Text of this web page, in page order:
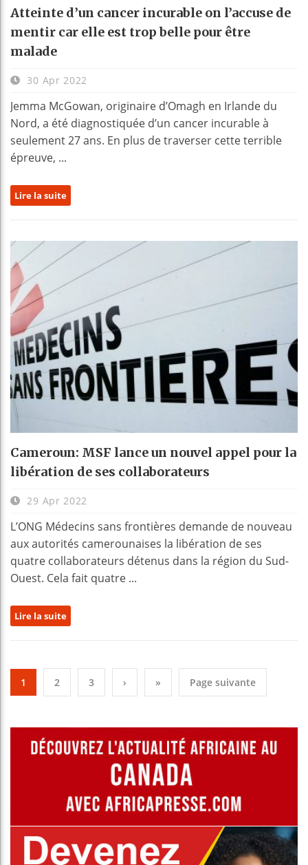
Atteinte d’un cancer incurable on l’accuse de
mentir car elle est trop belle pour être
malade
30 Apr 2022
Jemma McGowan, originaire d’Omagh en Irlande du
Nord, a été diagnostiquée d’un cancer incurable à
seulement 27 ans. En plus de traverser cette terrible
épreuve, ...
Lire la suite
Cameroun: MSF lance un nouvel appel pour la
libération de ses collaborateurs
29 Apr 2022
L’ONG Médecins sans frontières demande de nouveau
aux autorités camerounaises la libération de ses
quatre collaborateurs détenus dans la région du Sud-
Ouest. Cela fait quatre ...
Lire la suite
1 2 3 › » Page suivante